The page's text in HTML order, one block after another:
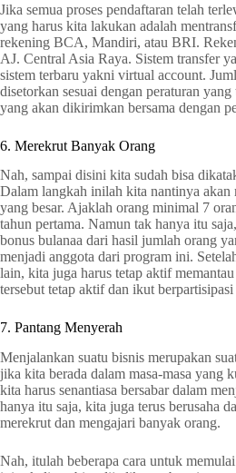
Jika semua proses pendaftaran telah
yang harus kita lakukan adalah
rekening BCA, Mandiri, atau BRI.
AJ. Central Asia Raya. Sistem transfer
sistem terbaru yakni virtual account.
disetorkan sesuai dengan peraturan
yang akan dikirimkan bersama dengan
6. Merekrut Banyak Orang
Nah, sampai disini kita sudah bisa
Dalam langkah inilah kita nantinya akan
yang besar. Ajaklah orang minimal 7
tahun pertama. Namun tak hanya itu
bonus bulanaa dari hasil jumlah orang
menjadi anggota dari program ini.
lain, kita juga harus tetap aktif
tersebut tetap aktif dan ikut
7. Pantang Menyerah
Menjalankan suatu bisnis merupakan
jika kita berada dalam masa-masa yang
kita harus senantiasa bersabar dalam
hanya itu saja, kita juga terus berusaha
merekrut dan mengajari banyak orang.
Nah, itulah beberapa cara untuk